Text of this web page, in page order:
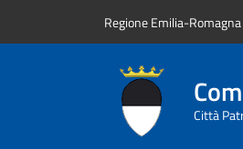
Regione Emilia-Romagna
Città